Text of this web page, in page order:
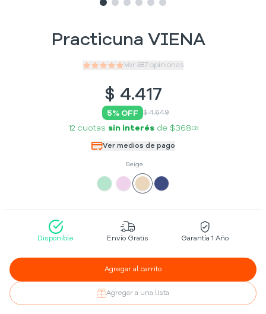
Slide1
Slide2
Slide3
Slide4
SlideSlide
Practicuna VIENA
Ver 587 opiniones
$ 4.417
5% OFF $ 4.649
12 cuotas sin interésde $368 08
Ver medios de pago
Beige
Disponible Envío Gratis Garantía 1 Año
Agregar al carrito
Agregar a una lista